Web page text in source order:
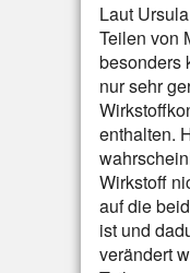
Laut
Teilen von
besonders
nur sehr
enthalten.
Wirkstoff
auf die
ist und
verändert